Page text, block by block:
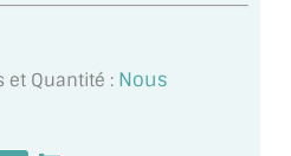
et Quantité : Nous